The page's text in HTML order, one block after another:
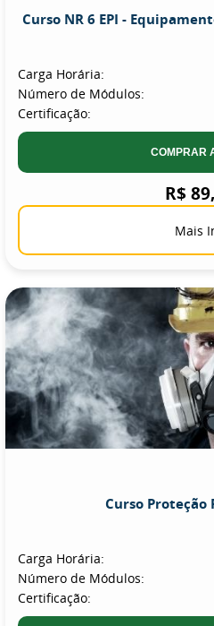
Curso NR 6 EPI -
Carga Horária:
Número de Módulos:
Certificação:
COMPRAR
R$
Mais
Curso Proteção
Carga Horária:
Número de Módulos:
Certificação: